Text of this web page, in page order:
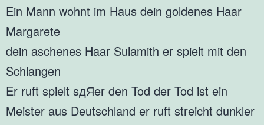
Ein Mann wohnt im Haus dein goldenes Haar
Margarete
dein aschenes Haar Sulamith er spielt mit den
Schlangen
Er ruft spielt sдЯer den Tod der Tod ist ein
Meister aus Deutschland er ruft streicht dunkler